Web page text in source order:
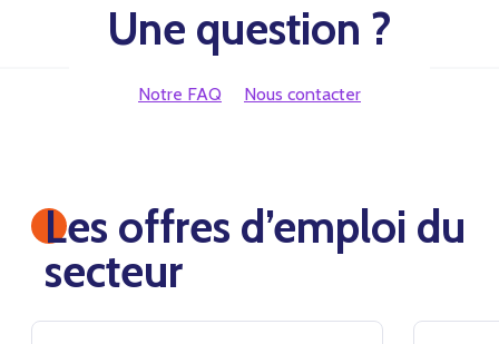
Une question ?
Notre FAQ Nous contacter
Les offres d’emploi du
secteur